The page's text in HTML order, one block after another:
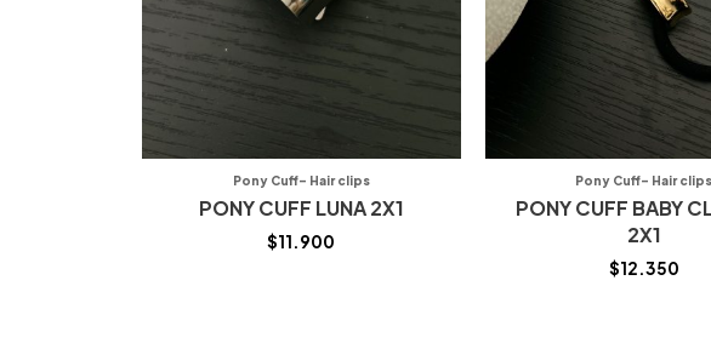
Pony Cuff- Hair clips
PONY CUFF LUNA 2X1
$11.900
Pony Cuff- Hair clips
PONY CUFF BABY
2X1
$12.350